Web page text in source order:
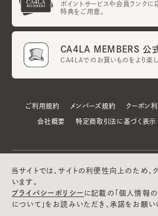
ポイントサービスや会員ランクに
特典をご用意。
CA4LA MEMBERS 公
CA4LAでのお買いものをより楽し
ご利用規約 メンバーズ規約 クーポン
会社概要 特定商取引法に基づく表示
当サイトでは、サイトの利便性向上のため
います。
プライバシーポリシー に記載の「個人情報の
について」をお読みいただき、承諾をお願い